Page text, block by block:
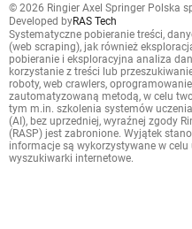
© 2026 Ringier Axel Springer Polska
Developed byRAS Tech
Systematyczne pobieranie treści,
(web scraping), jak również
pobieranie i eksploracyjna analiza
korzystanie z treści lub
roboty, web crawlers,
zautomatyzowaną metodą, w celu
tym m.in. szkolenia systemów
(AI), bez uprzedniej, wyraźnej zgody
(RASP) jest zabronione. Wyjątek
informacje są wykorzystywane w
wyszukiwarki internetowe.